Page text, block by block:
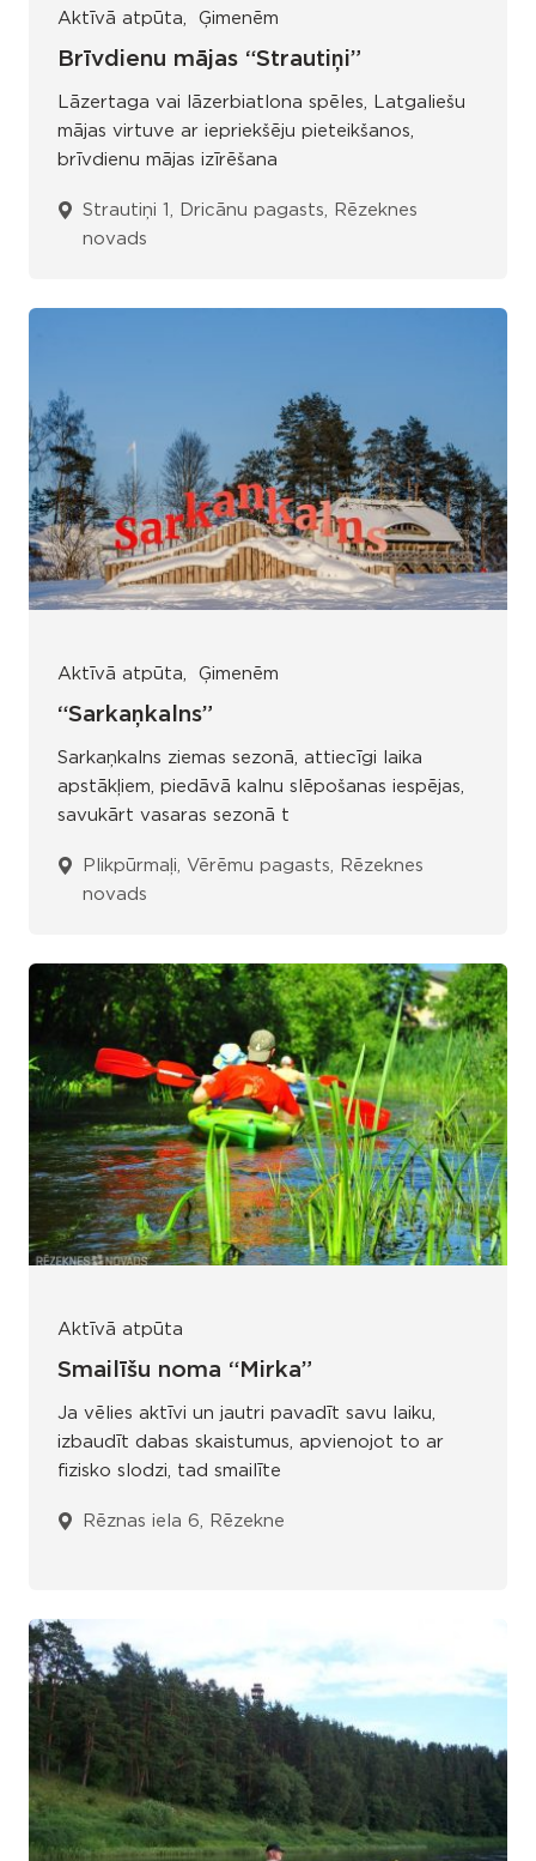
Aktīvā atpūta Ģimenēm
Brīvdienu mājas “Strautiņi”
Lāzertaga vai lāzerbiatlona spēles, Latgaliešu
mājas virtuve ar iepriekšēju pieteikšanos,
brīvdienu mājas izīrēšana
Strautiņi 1, Dricānu pagasts, Rēzeknes
novads
Aktīvā atpūta Ģimenēm
“Sarkaņkalns”
Sarkaņkalns ziemas sezonā, attiecīgi laika
apstākļiem, piedāvā kalnu slēpošanas iespējas,
savukārt vasaras sezonā t
Plikpūrmaļi, Vērēmu pagasts, Rēzeknes
novads
Aktīvā atpūta
Smailīšu noma “Mirka”
Ja vēlies aktīvi un jautri pavadīt savu laiku,
izbaudīt dabas skaistumus, apvienojot to ar
fizisko slodzi, tad smailīte
Rēznas iela 6, Rēzekne